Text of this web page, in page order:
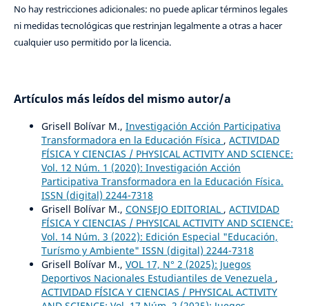
No hay restricciones adicionales: no puede aplicar términos legales
ni medidas tecnológicas que restrinjan legalmente a otras a hacer
cualquier uso permitido por la licencia.
Artículos más leídos del mismo autor/a
Grisell Bolívar M., Investigación Acción Participativa
Transformadora en la Educación Física , ACTIVIDAD
FÍSICA Y CIENCIAS / PHYSICAL ACTIVITY AND SCIENCE:
Vol. 12 Núm. 1 (2020): Investigación Acción
Participativa Transformadora en la Educación Física.
ISSN (digital) 2244-7318
Grisell Bolívar M., CONSEJO EDITORIAL , ACTIVIDAD
FÍSICA Y CIENCIAS / PHYSICAL ACTIVITY AND SCIENCE:
Vol. 14 Núm. 3 (2022): Edición Especial "Educación,
Turísmo y Ambiente" ISSN (digital) 2244-7318
Grisell Bolívar M., VOL 17, N° 2 (2025): Juegos
Deportivos Nacionales Estudiantiles de Venezuela ,
ACTIVIDAD FÍSICA Y CIENCIAS / PHYSICAL ACTIVITY